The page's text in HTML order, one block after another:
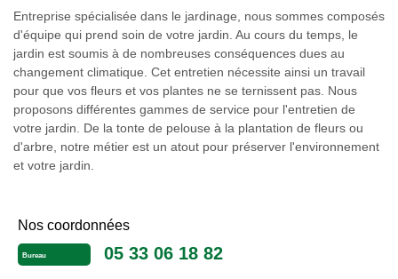
Entreprise spécialisée dans le jardinage, nous sommes composés
d'équipe qui prend soin de votre jardin. Au cours du temps, le
jardin est soumis à de nombreuses conséquences dues au
changement climatique. Cet entretien nécessite ainsi un travail
pour que vos fleurs et vos plantes ne se ternissent pas. Nous
proposons différentes gammes de service pour l'entretien de
votre jardin. De la tonte de pelouse à la plantation de fleurs ou
d'arbre, notre métier est un atout pour préserver l'environnement
et votre jardin.
Nos coordonnées
Bureau 05 33 06 18 82